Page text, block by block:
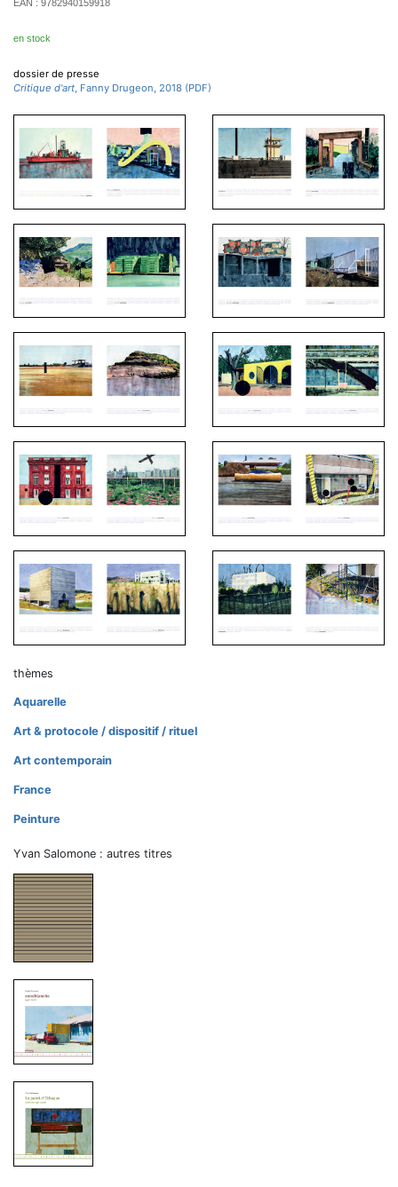
EAN : 9782940159918
en stock
dossier de presse
Critique d'art, Fanny Drugeon, 2018 (PDF)
thèmes
Aquarelle
Art & protocole / dispositif / rituel
Art contemporain
France
Peinture
Yvan Salomone : autres titres